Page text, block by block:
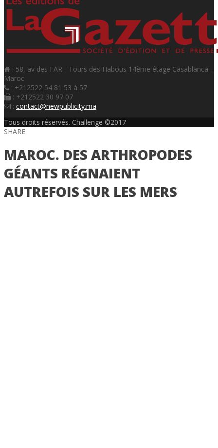
: 58, av des FAR - Tours des Habous 14ème étage Casablanca -
Maroc
: +212522 54 81 53 à 57
: +212522 30 97 07
: contact@newpublicity.ma
Tous droits réservés. Challenge ©2017
SHARE
MAROC. DES ARTHROPODES
GÉANTS RÉGNAIENT
AUTREFOIS SUR LES MERS